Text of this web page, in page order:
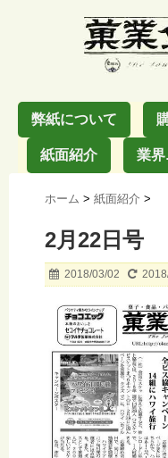
弊紙について
紙面紹介 業界
ホーム > 紙面紹介 >
2月22日号
2018/03/02